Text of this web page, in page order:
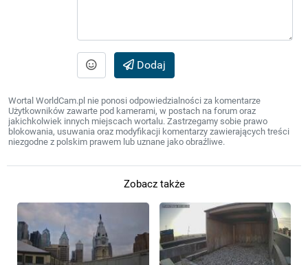
Dodaj
Wortal WorldCam.pl nie ponosi odpowiedzialności za komentarze
Użytkowników zawarte pod kamerami, w postach na forum oraz
jakichkolwiek innych miejscach wortalu. Zastrzegamy sobie prawo
blokowania, usuwania oraz modyfikacji komentarzy zawierających treści
niezgodne z polskim prawem lub uznane jako obraźliwe.
Zobacz także